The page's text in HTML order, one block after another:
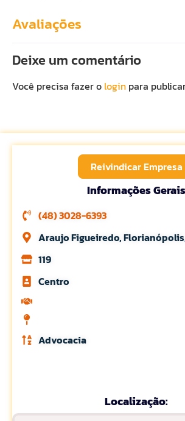
Avaliações
Deixe um comentário
Você precisa fazer o login para
Reivindicar Empresa
Informações Gerais
(48) 3028-6393
Araujo Figueiredo,
119
Centro
Advocacia
Localização: